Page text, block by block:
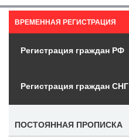
ВРЕМЕННАЯ РЕГИСТРАЦИЯ
Регистрация граждан РФ
Регистрация граждан СНГ
ПОСТОЯННАЯ ПРОПИСКА